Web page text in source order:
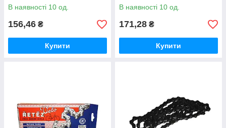
В наявності 10 од.
156,46 ₴
Купити
В наявності 10 од.
171,28 ₴
Купити